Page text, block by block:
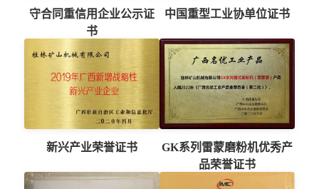
守合同重信用企业公示证
书
中国重型工业协单位证书
新兴产业荣誉证书
GK系列雷蒙磨粉机优秀产
品荣誉证书